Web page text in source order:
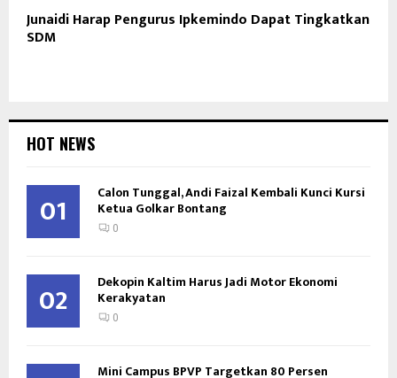
Junaidi Harap Pengurus Ipkemindo Dapat Tingkatkan
SDM
HOT NEWS
01 Calon Tunggal, Andi Faizal Kembali Kunci Kursi
Ketua Golkar Bontang
0
02 Dekopin Kaltim Harus Jadi Motor Ekonomi
Kerakyatan
0
Mini Campus BPVP Targetkan 80 Persen